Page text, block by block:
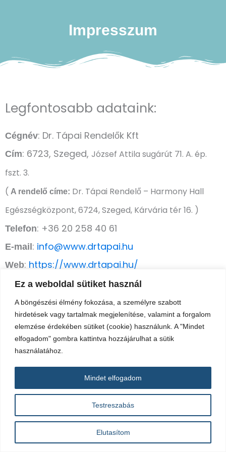
Ez a weboldal sütiket használ
A böngészési élmény fokozása, a személyre szabott
hirdetések vagy tartalmak megjelenítése, valamint a forgalom
elemzése érdekében sütiket (cookie) használunk. A "Mindet
elfogadom" gombra kattintva hozzájárulhat a sütik
használatához.
Testreszabás
Elutasítom
Mindet elfogadom
Impresszum
Legfontosabb adataink:
Cégnév: Dr. Tápai Rendelők Kft
Cím: 6723, Szeged, József Attila sugárút 71. A. ép.
fszt. 3.
( A rendelő címe: Dr. Tápai Rendelő – Harmony Hall
Egészségközpont, 6724, Szeged, Kárvária tér 16. )
Telefon: +36 20 258 40 61
E-mail : info@www.drtapai.hu
Web: https://www.drtapai.hu/
Cégjegyzékszám:06-09-026128
Adószám:27986554-2-06
Tárhelyszolgáltató :Hostinger International Ltd.
Székhely: 61 Lordou Vironos Street, 6023
Larnaca, Cyprus